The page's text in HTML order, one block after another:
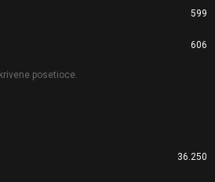
599
606
posetioce.
36.250